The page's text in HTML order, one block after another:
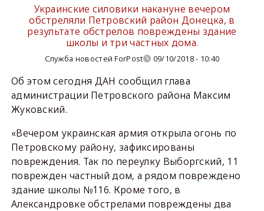
Украинские силовики накануне вечером
обстреляли Петровский район Донецка, в
результате обстрелов повреждены здание
школы и три частных дома.
Служба новостей ForPost 09/10/2018 - 10:40
Об этом сегодня ДАН сообщил глава
администрации Петровского района Максим
Жуковский.
«Вечером украинская армия открыла огонь по
Петровскому району, зафиксированы
повреждения. Так по переулку Выборгский, 11
поврежден частный дом, а рядом повреждено
здание школы №116. Кроме того, в
Александровке обстрелами повреждены два